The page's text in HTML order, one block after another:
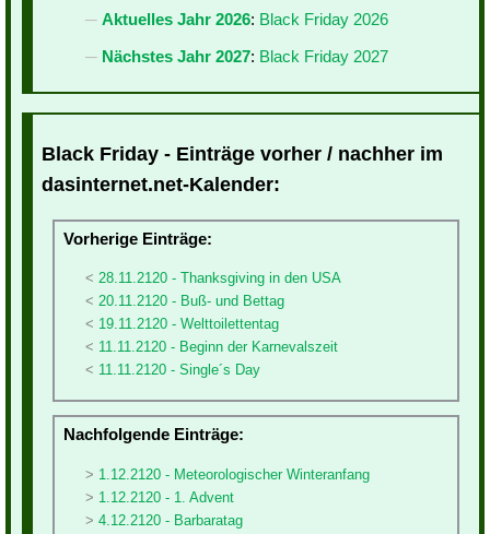
Aktuelles Jahr 2026: Black Friday 2026
Nächstes Jahr 2027: Black Friday 2027
Black Friday - Einträge vorher / nachher im
dasinternet.net-Kalender:
Vorherige Einträge:
28.11.2120 - Thanksgiving in den USA
20.11.2120 - Buß- und Bettag
19.11.2120 - Welttoilettentag
11.11.2120 - Beginn der Karnevalszeit
11.11.2120 - Single´s Day
Nachfolgende Einträge:
1.12.2120 - Meteorologischer Winteranfang
1.12.2120 - 1. Advent
4.12.2120 - Barbaratag